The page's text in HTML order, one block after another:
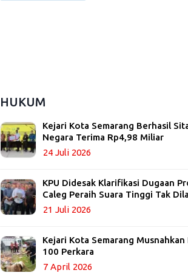
HUKUM
Kejari Kota Semarang Berhasil
Negara Terima Rp4,98 Miliar
24 Juli 2026
KPU Didesak Klarifikasi Dugaan
Caleg Peraih Suara Tinggi Tak
21 Juli 2026
Kejari Kota Semarang
100 Perkara
7 April 2026